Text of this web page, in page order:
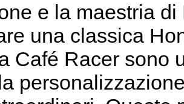
e la maestria
una classica
Café Racer sono